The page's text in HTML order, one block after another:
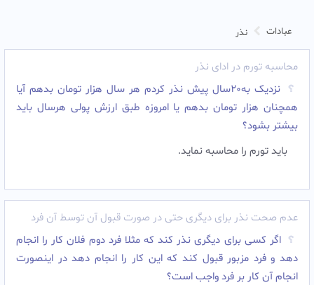
عبادات نذر
محاسبه تورم در ادای نذر
نزدیک به20سال پیش نذر کردم هر سال هزار تومان بدهم آیا
همچنان هزار تومان بدهم یا امروزه طبق ارزش پولی هرسال باید
بیشتر بشود؟
باید تورم را محاسبه نماید.‌
عدم صحت نذر برای دیگری حتی در صورت قبول آن توسط آن فرد
اگر کسی برای دیگری نذر کند که مثلا فرد دوم فلان کار را انجام
دهد و فرد مزبور قبول کند که این کار را انجام دهد در اینصورت
انجام آن کار بر فرد واجب است؟